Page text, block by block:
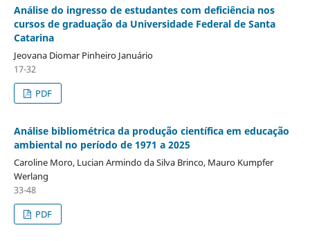
Análise do ingresso de estudantes com deficiência nos
cursos de graduação da Universidade Federal de Santa
Catarina
Jeovana Diomar Pinheiro Januário
17-32
PDF
Análise bibliométrica da produção científica em educação
ambiental no período de 1971 a 2025
Caroline Moro, Lucian Armindo da Silva Brinco, Mauro Kumpfer
Werlang
33-48
PDF